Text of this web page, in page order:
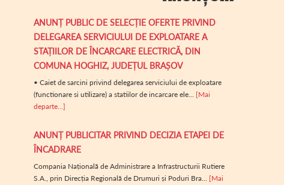
ANUNȚ PUBLIC DE SELECȚIE OFERTE PRIVIND
DELEGAREA SERVICIULUI DE EXPLOATARE A
STAȚIILOR DE ÎNCARCARE ELECTRICĂ, DIN
COMUNA HOGHIZ, JUDEȚUL BRAȘOV
• Caiet de sarcini privind delegarea serviciului de exploatare
(functionare si utilizare) a statiilor de incarcare ele... [Mai
departe...]
ANUNȚ PUBLICITAR PRIVIND DECIZIA ETAPEI DE
ÎNCADRARE
Compania Națională de Administrare a Infrastructurii Rutiere
S.A., prin Direcția Regională de Drumuri și Poduri Bra... [Mai